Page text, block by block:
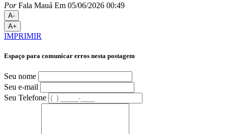
PorFala Mauá Em 05/06/2026 00:49
A-
A+
IMPRIMIR
Espaço para comunicar erros nesta postagem
Seu nome
Seu e-mail
Seu Telefone